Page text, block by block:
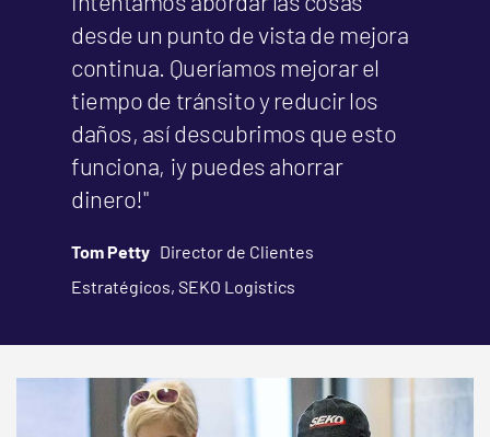
desde un punto de vista de mejora
continua. Queríamos mejorar el
tiempo de tránsito y reducir los
daños, así descubrimos que esto
funciona, ¡y puedes ahorrar
dinero!"
Tom Petty Director de Clientes
Estratégicos, SEKO Logistics